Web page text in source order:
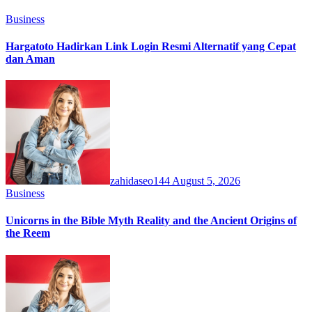
Business
Hargatoto Hadirkan Link Login Resmi Alternatif yang Cepat
dan Aman
zahidaseo144 August 5, 2026
Business
Unicorns in the Bible Myth Reality and the Ancient Origins of
the Reem